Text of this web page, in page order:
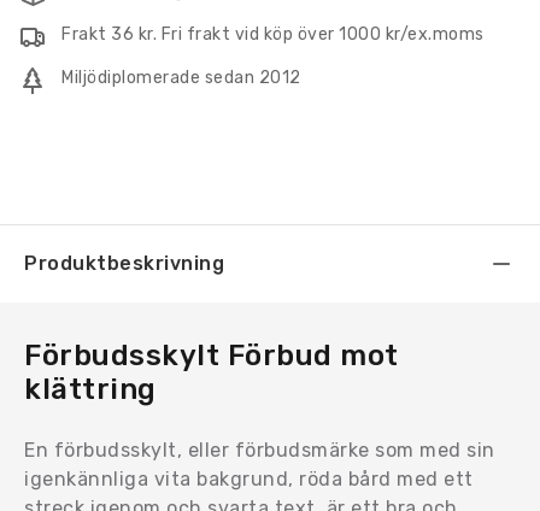
Frakt 36 kr. Fri frakt vid köp över 1000 kr/ex.moms
Miljödiplomerade sedan 2012
Produktbeskrivning
Förbudsskylt Förbud mot
klättring
En förbudsskylt, eller förbudsmärke som med sin
igenkännliga vita bakgrund, röda bård med ett